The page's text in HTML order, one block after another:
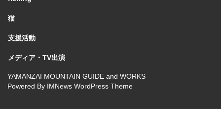
猫
支援活動
メディア・TV出演
YAMANZAI MOUNTAIN GUIDE and WORKS
Powered By IMNews WordPress Theme